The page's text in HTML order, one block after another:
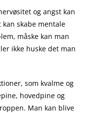
og angst kan
kan skabe mentale
måske kan man
ikke huske det man
som kvalme og
hovedpine og
Man kan blive